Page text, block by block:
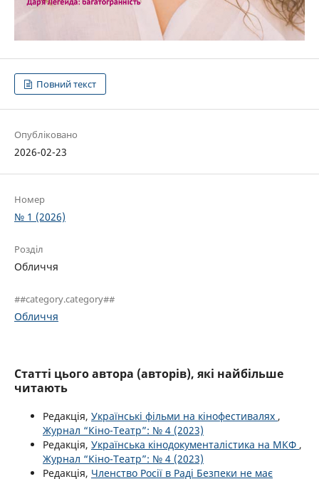
Повний текст
Опубліковано
2026-02-23
Номер
№ 1 (2026)
Розділ
Обличчя
##category.category##
Обличчя
Статті цього автора (авторів), які найбільше
читають
Редакція, Українські фільми на кінофестивалях ,
Журнал “Кіно-Театр”: № 4 (2023)
Редакція, Українська кінодокументалістика на МКФ ,
Журнал “Кіно-Театр”: № 4 (2023)
Редакція, Членство Росії в Раді Безпеки не має